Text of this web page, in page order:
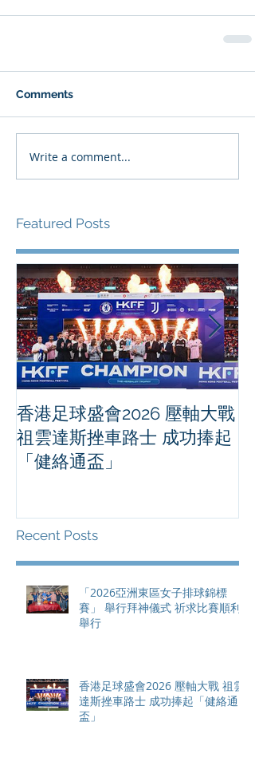
Comments
Write a comment...
Featured Posts
香港足球盛會2026 壓軸大戰
祖雲達斯挫車路士 成功捧起
「健絡通盃」
Recent Posts
「2026亞洲東區女子排球錦標
賽」 舉行拜神儀式 祈求比賽順利
舉行
香港足球盛會2026 壓軸大戰 祖雲
達斯挫車路士 成功捧起「健絡通
盃」